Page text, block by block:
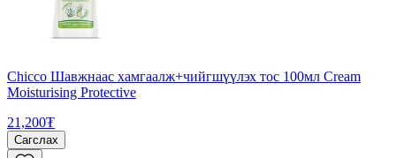
Chicco Шавжнаас хамгаалж+чийгшүүлэх тос 100мл Cream
Moisturising Protective
21,200₮
Сагслах